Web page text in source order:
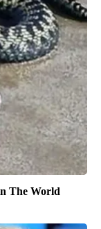
The World